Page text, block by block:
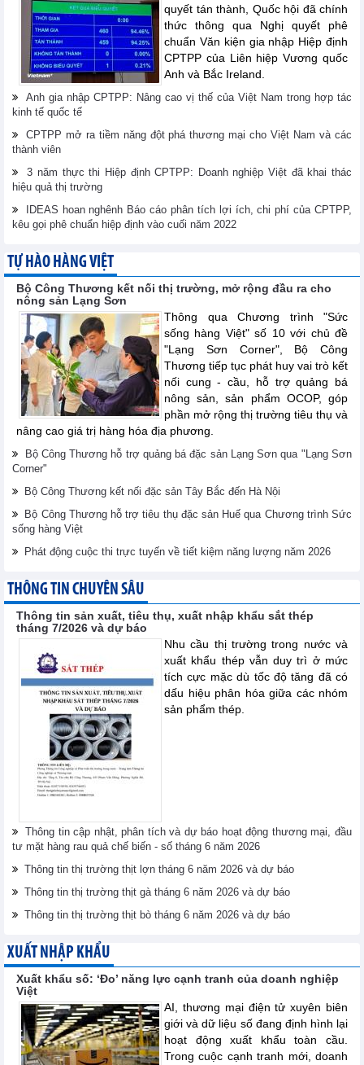
quyết tán thành, Quốc hội đã chính
thức thông qua Nghị quyết phê
chuẩn Văn kiện gia nhập Hiệp định
CPTPP của Liên hiệp Vương quốc
Anh và Bắc Ireland.
Anh gia nhập CPTPP: Nâng cao vị thế của Việt Nam trong hợp tác
kinh tế quốc tế
CPTPP mở ra tiềm năng đột phá thương mại cho Việt Nam và các
thành viên
3 năm thực thi Hiệp định CPTPP: Doanh nghiệp Việt đã khai thác
hiệu quả thị trường
IDEAS hoan nghênh Báo cáo phân tích lợi ích, chi phí của CPTPP,
kêu gọi phê chuẩn hiệp định vào cuối năm 2022
TỰ HÀO HÀNG VIỆT
Bộ Công Thương kết nối thị trường, mở rộng đầu ra cho
nông sản Lạng Sơn
Thông qua Chương trình "Sức
sống hàng Việt" số 10 với chủ đề
"Lạng Sơn Corner", Bộ Công
Thương tiếp tục phát huy vai trò kết
nối cung - cầu, hỗ trợ quảng bá
nông sản, sản phẩm OCOP, góp
phần mở rộng thị trường tiêu thụ và
nâng cao giá trị hàng hóa địa phương.
Bộ Công Thương hỗ trợ quảng bá đặc sản Lạng Sơn qua "Lạng Sơn
Corner"
Bộ Công Thương kết nối đặc sản Tây Bắc đến Hà Nội
Bộ Công Thương hỗ trợ tiêu thụ đặc sản Huế qua Chương trình Sức
sống hàng Việt
Phát động cuộc thi trực tuyến về tiết kiệm năng lượng năm 2026
THÔNG TIN CHUYÊN SÂU
Thông tin sản xuất, tiêu thụ, xuất nhập khẩu sắt thép
tháng 7/2026 và dự báo
Nhu cầu thị trường trong nước và
xuất khẩu thép vẫn duy trì ở mức
tích cực mặc dù tốc độ tăng đã có
dấu hiệu phân hóa giữa các nhóm
sản phẩm thép.
Thông tin cập nhật, phân tích và dự báo hoạt động thương mại, đầu
tư mặt hàng rau quả chế biến - số tháng 6 năm 2026
Thông tin thị trường thịt lợn tháng 6 năm 2026 và dự báo
Thông tin thị trường thịt gà tháng 6 năm 2026 và dự báo
Thông tin thị trường thịt bò tháng 6 năm 2026 và dự báo
XUẤT NHẬP KHẨU
Xuất khẩu số: ‘Đo’ năng lực cạnh tranh của doanh nghiệp
Việt
AI, thương mại điện tử xuyên biên
giới và dữ liệu số đang định hình lại
hoạt động xuất khẩu toàn cầu.
Trong cuộc cạnh tranh mới, doanh